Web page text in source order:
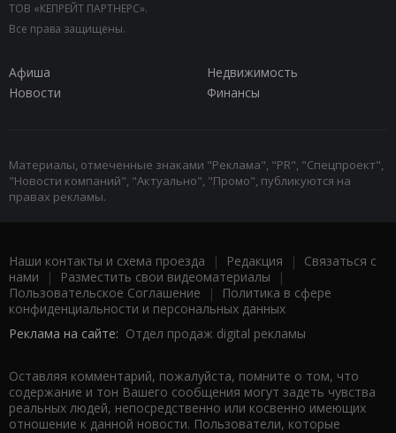
ТОВ «КЕПРЕЙТ ПАРТНЕРС».
Все права защищены.
Афиша
Недвижимость
Новости
Финансы
Материалы, отмеченные знаками "Реклама", "PR", "Спецпроект",
"Новости компаний", "Актуально", "Промо", публикуются на
правах рекламы.
Наши контакты и схема проезда | Редакция | Связаться с
нами | Разместить свои видеоматериалы |
Пользовательское Соглашение |
Политика в сфере
конфиденциальности и персональных данных
Реклама на сайте: Отдел продаж digital рекламы
Оставляя комментарий, пожалуйста, помните о том, что
содержание и тон Вашего сообщения могут задеть чувства
реальных людей, непосредственно или косвенно имеющих
отношение к данной новости. Пользователи, которые